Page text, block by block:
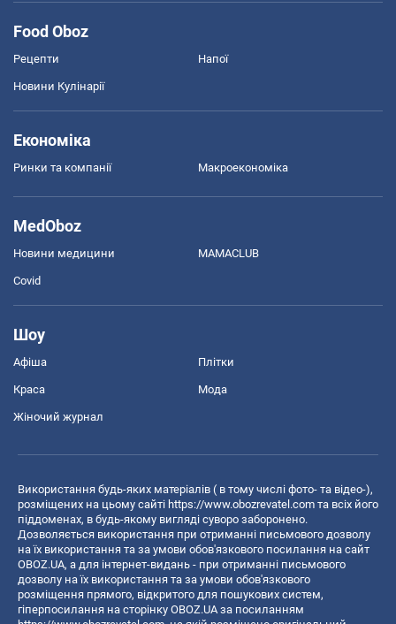
Food Oboz
Рецепти Напої
Новини Кулінарії
Економіка
Ринки та компанії Макроекономіка
MedOboz
Новини медицини MAMACLUB
Covid
Шоу
Афіша Плітки
Краса Мода
Жіночий журнал
Використання будь-яких матеріалів ( в тому числі фото- та відео-),
розміщених на цьому сайті https://www.obozrevatel.com та всіх його
піддоменах, в будь-якому вигляді суворо заборонено.
Дозволяється використання при отриманні письмового дозволу
на їх використання та за умови обов'язкового посилання на сайт
OBOZ.UA, а для інтернет-видань - при отриманні письмового
дозволу на їх використання та за умови обов'язкового
розміщення прямого, відкритого для пошукових систем,
гіперпосилання на сторінку OBOZ.UA за посиланням